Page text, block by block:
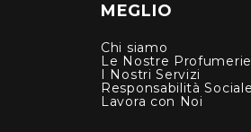
MEGLIO
Chi siamo
Le Nostre Profumerie
I Nostri Servizi
Responsabilità Sociale
Lavora con Noi